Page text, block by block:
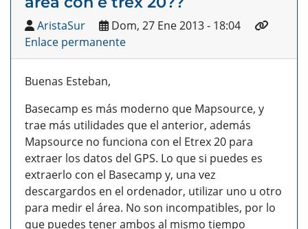
AristaSur
Dom, 27 Ene 2013 - 18:04
Enlace permanente
Buenas Esteban,
Basecamp es más moderno que Mapsource, y
trae más utilidades que el anterior, además
Mapsource no funciona con el Etrex 20 para
extraer los datos del GPS. Lo que si puedes es
extraerlo con el Basecamp y, una vez
descargardos en el ordenador, utilizar uno u otro
para medir el área. No son incompatibles, por lo
que puedes tener ambos al mismo tiempo